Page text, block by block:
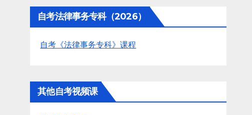
自考法律事务专科（2026）
自考《法律事务专科》课程
其他自考视频课